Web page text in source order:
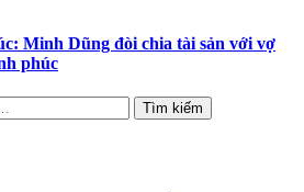
Minh Dũng đòi chia tài sản với vợ
phúc